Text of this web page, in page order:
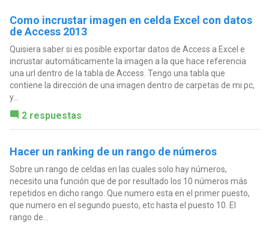
Como incrustar imagen en celda Excel con datos
de Access 2013
Quisiera saber si es posible exportar datos de Access a Excel e
incrustar automáticamente la imagen a la que hace referencia
una url dentro de la tabla de Access. Tengo una tabla que
contiene la dirección de una imagen dentro de carpetas de mi pc,
y...
2 respuestas
Hacer un ranking de un rango de números
Sobre un rango de celdas en las cuales solo hay números,
necesito una función que de por resultado los 10 números más
repetidos en dicho rango. Que numero esta en el primer puesto,
que numero en el segundo puesto, etc hasta el puesto 10. El
rango de...